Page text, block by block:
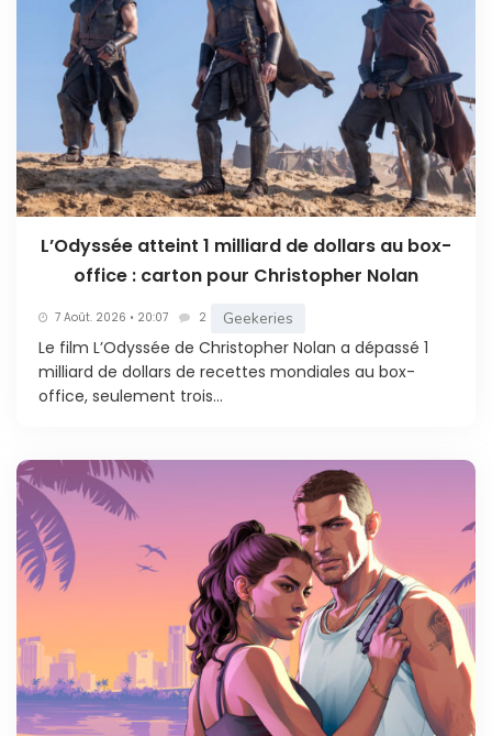
L’Odyssée atteint 1 milliard de dollars au box-
office : carton pour Christopher Nolan
7 Août. 2026 • 20:07 2 Geekeries
Le film L’Odyssée de Christopher Nolan a dépassé 1
milliard de dollars de recettes mondiales au box-
office, seulement trois...